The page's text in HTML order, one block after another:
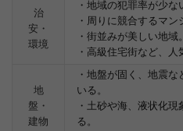
治
安・
環境
・地域の犯罪率が少な
・周りに競合するマン
・街並みが美しい地域。
・高級住宅街など、人
地
盤・
建物
・地盤が固く、地震
いる。
・土砂や海、液状化
る。